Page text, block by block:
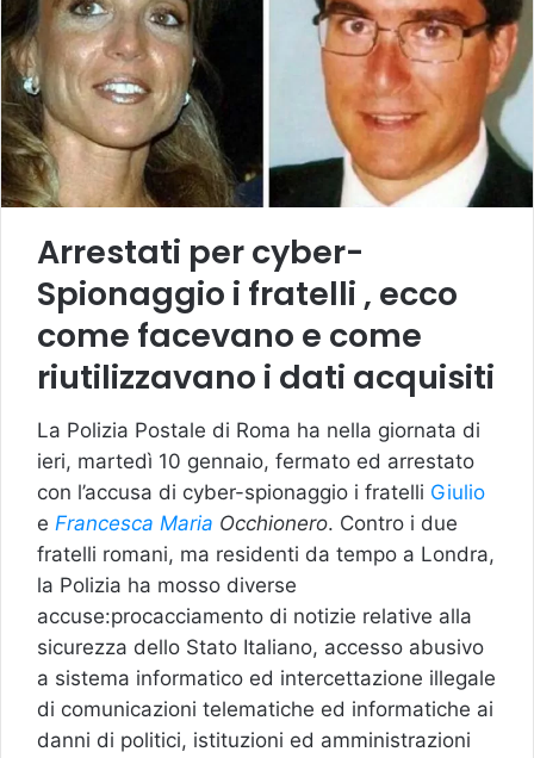
Arrestati per cyber-
Spionaggio i fratelli , ecco
come facevano e come
riutilizzavano i dati acquisiti
La Polizia Postale di Roma ha nella giornata di
ieri, martedì 10 gennaio, fermato ed arrestato
con l’accusa di cyber-spionaggio i fratelli Giulio
e Francesca Maria Occhionero. Contro i due
fratelli romani, ma residenti da tempo a Londra,
la Polizia ha mosso diverse
accuse:procacciamento di notizie relative alla
sicurezza dello Stato Italiano, accesso abusivo
a sistema informatico ed intercettazione illegale
di comunicazioni telematiche ed informatiche ai
danni di politici, istituzioni ed amministrazioni